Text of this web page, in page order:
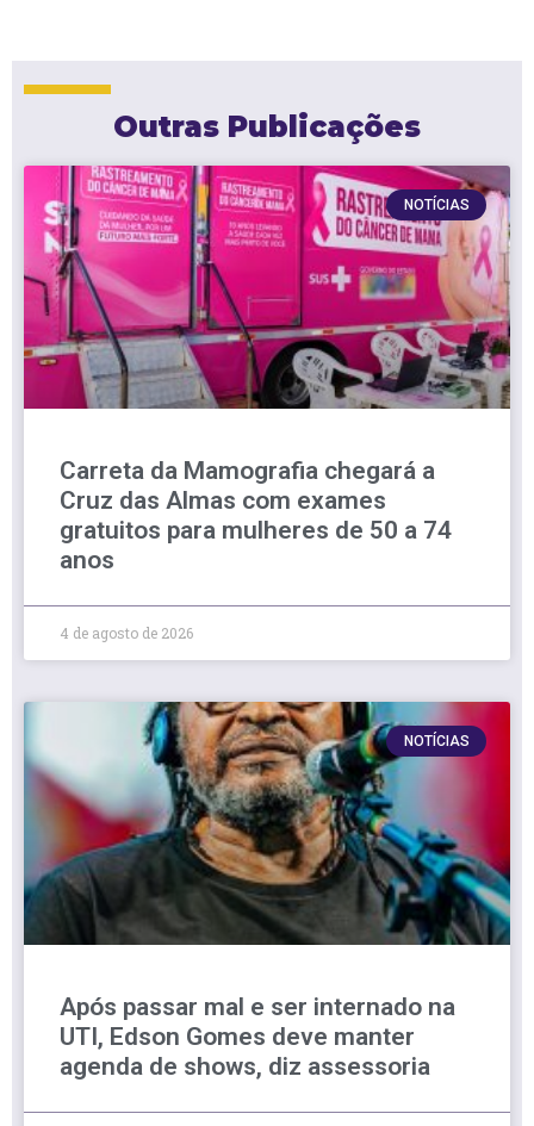
Outras Publicações
NOTÍCIAS
Carreta da Mamografia chegará a
Cruz das Almas com exames
gratuitos para mulheres de 50 a 74
anos
4 de agosto de 2026
NOTÍCIAS
Após passar mal e ser internado na
UTI, Edson Gomes deve manter
agenda de shows, diz assessoria